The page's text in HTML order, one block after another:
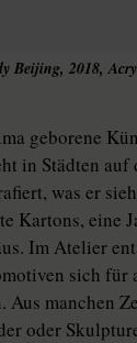
Beijing, 2018,
geborene
in Städten auf
was er
Kartons, eine
Im Atelier
sich für
Aus manchen
oder